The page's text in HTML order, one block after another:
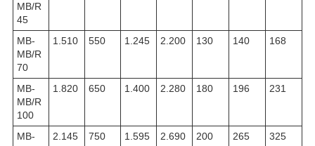
MB/R
45
MB-
MB/R
70
1.510 550 1.245 2.200 130 140 168
MB-
MB/R
100
1.820 650 1.400 2.280 180 196 231
MB-
2.145 750 1.595 2.690 200 265 325